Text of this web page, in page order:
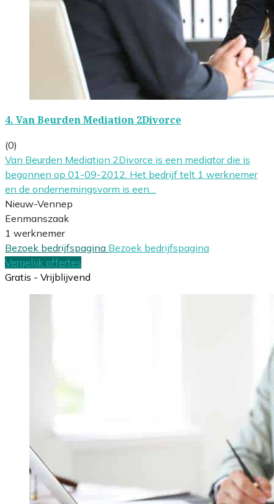
4. Van Beurden Mediation 2Divorce
(0)
Van Beurden Mediation 2Divorce is een mediator die is
begonnen op 01-09-2012. Het bedrijf telt 1 werknemer
en de ondernemingsvorm is een…
Nieuw-Vennep
Eenmanszaak
1 werknemer
Bezoek bedrijfspagina Bezoek bedrijfspagina
Vergelijk offertes
Gratis - Vrijblijvend